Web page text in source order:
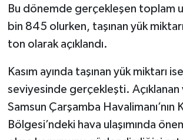
Bu dönemde gerçekleşen toplam
bin 845 olurken, taşınan yük
ton olarak açıklandı.
Kasım ayında taşınan yük miktarı
seviyesinde gerçekleşti. Açıklanan
Samsun Çarşamba Havalimanı’nın
Bölgesi’ndeki hava ulaşımında